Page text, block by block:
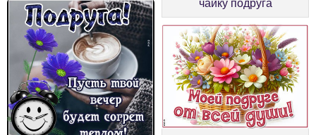
чайку подруга